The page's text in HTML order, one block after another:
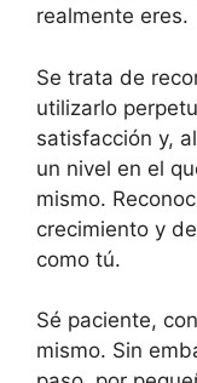
realmente eres.
Se trata de
utilizarlo
satisfacción y,
un nivel en el
mismo.
crecimiento y
como tú.
Sé paciente,
mismo. Sin